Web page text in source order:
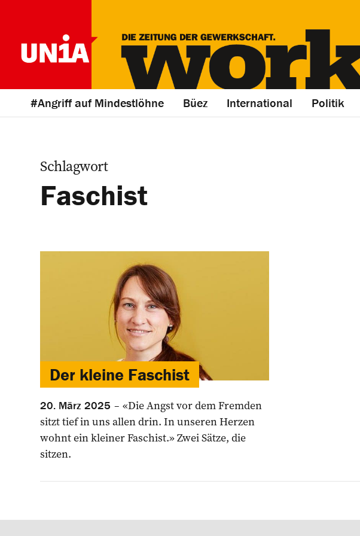
#Angriff auf Mindestlöhne Büez International Politik
Schlagwort
Faschist
Der kleine Faschist
20. März 2025
«Die Angst vor dem Fremden
sitzt tief in uns allen drin. In unseren Herzen
wohnt ein kleiner Faschist.» Zwei Sätze, die
sitzen.